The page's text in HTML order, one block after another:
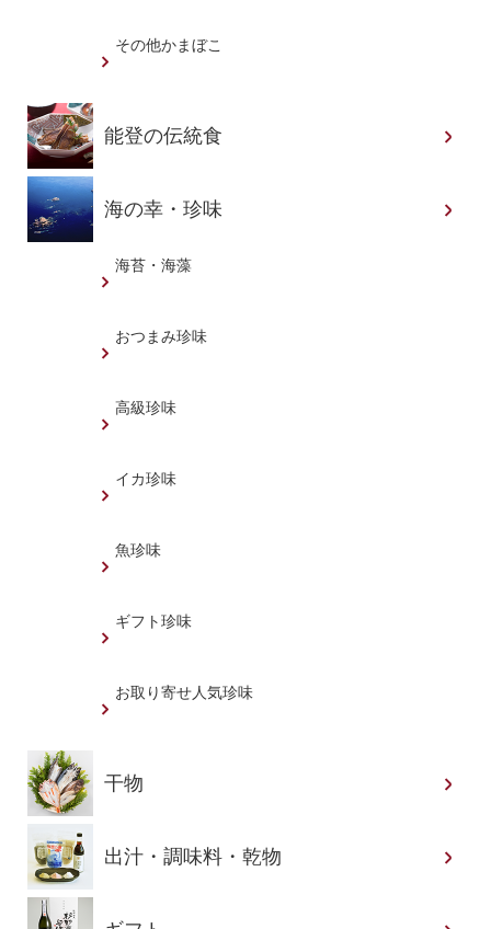
その他かまぼこ
能登の伝統食
海の幸・珍味
海苔・海藻
おつまみ珍味
高級珍味
イカ珍味
魚珍味
ギフト珍味
お取り寄せ人気珍味
干物
出汁・調味料・乾物